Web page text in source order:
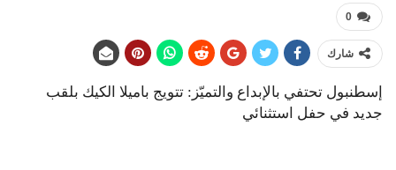
0
شارك
إسطنبول تحتفي بالإبداع والتميّز: تتويج باميلا الكيك بلقب
جديد في حفل استثنائي